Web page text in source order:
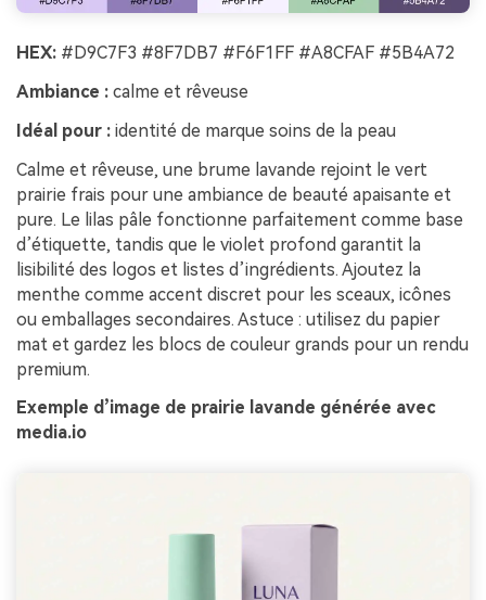
HEX: #D9C7F3 #8F7DB7 #F6F1FF #A8CFAF #5B4A72
Ambiance : calme et rêveuse
Idéal pour : identité de marque soins de la peau
Calme et rêveuse, une brume lavande rejoint le vert
prairie frais pour une ambiance de beauté apaisante et
pure. Le lilas pâle fonctionne parfaitement comme base
d’étiquette, tandis que le violet profond garantit la
lisibilité des logos et listes d’ingrédients. Ajoutez la
menthe comme accent discret pour les sceaux, icônes
ou emballages secondaires. Astuce : utilisez du papier
mat et gardez les blocs de couleur grands pour un rendu
premium.
Exemple d’image de prairie lavande générée avec
media.io